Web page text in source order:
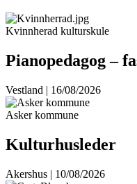
Kvinnherad kulturskule
Pianopedagog –
Vestland | 16/08/2026
Asker kommune
Kulturhusleder
Akershus | 10/08/2026